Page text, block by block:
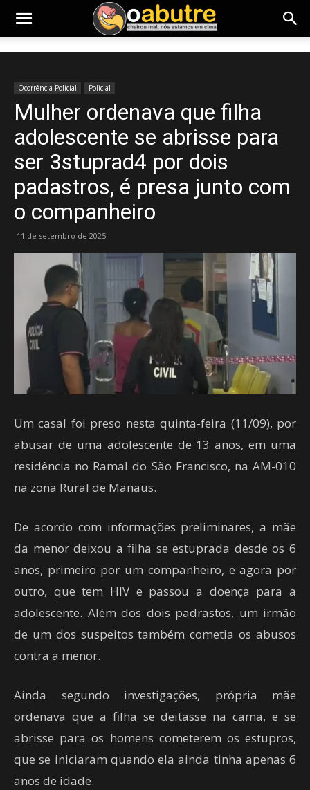
Ocorrência Policial Policial
Mulher ordenava que filha
adolescente se abrisse para
ser 3stuprad4 por dois
padastros, é presa junto com
o companheiro
11 de setembro de 2025
Um casal foi preso nesta quinta-feira (11/09), por
abusar de uma adolescente de 13 anos, em uma
residência no Ramal do São Francisco, na AM-010
na zona Rural de Manaus.
De acordo com informações preliminares, a mãe
da menor deixou a filha se estuprada desde os 6
anos, primeiro por um companheiro, e agora por
outro, que tem HIV e passou a doença para a
adolescente. Além dos dois padrastos, um irmão
de um dos suspeitos também cometia os abusos
contra a menor.
Ainda segundo investigações, própria mãe
ordenava que a filha se deitasse na cama, e se
abrisse para os homens cometerem os estupros,
que se iniciaram quando ela ainda tinha apenas 6
anos de idade.